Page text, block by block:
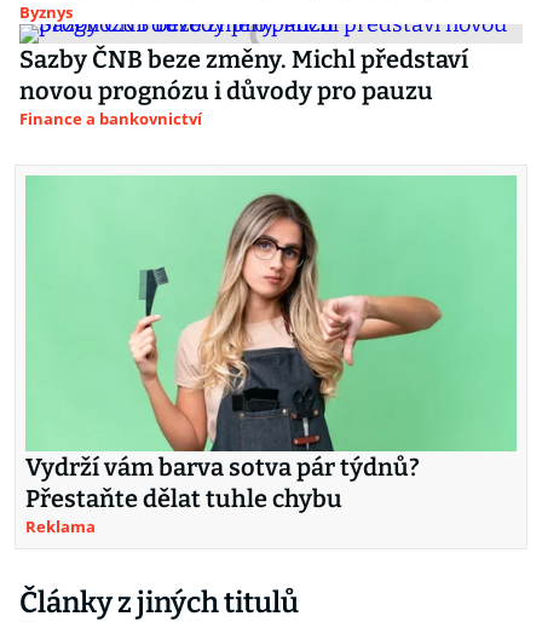
Byznys
Sazby ČNB beze změny. Michl představí
novou prognózu i důvody pro pauzu
Finance a bankovnictví
Vydrží vám barva sotva pár týdnů?
Přestaňte dělat tuhle chybu
Reklama
Články z jiných titulů